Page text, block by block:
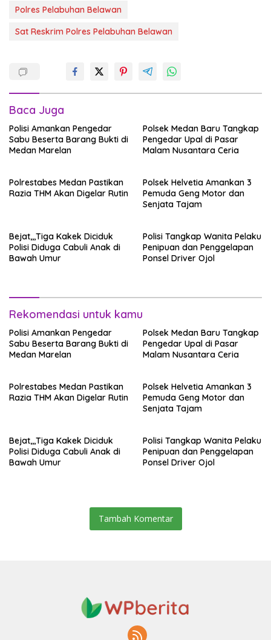
Polres Pelabuhan Belawan
Sat Reskrim Polres Pelabuhan Belawan
Baca Juga
Polisi Amankan Pengedar
Sabu Beserta Barang Bukti di
Medan Marelan
Polsek Medan Baru Tangkap
Pengedar Upal di Pasar
Malam Nusantara Ceria
Polrestabes Medan Pastikan
Razia THM Akan Digelar Rutin
Polsek Helvetia Amankan 3
Pemuda Geng Motor dan
Senjata Tajam
Bejat,,,Tiga Kakek Diciduk
Polisi Diduga Cabuli Anak di
Bawah Umur
Polisi Tangkap Wanita Pelaku
Penipuan dan Penggelapan
Ponsel Driver Ojol
Rekomendasi untuk kamu
Polisi Amankan Pengedar
Sabu Beserta Barang Bukti di
Medan Marelan
Polsek Medan Baru Tangkap
Pengedar Upal di Pasar
Malam Nusantara Ceria
Polrestabes Medan Pastikan
Razia THM Akan Digelar Rutin
Polsek Helvetia Amankan 3
Pemuda Geng Motor dan
Senjata Tajam
Bejat,,,Tiga Kakek Diciduk
Polisi Diduga Cabuli Anak di
Bawah Umur
Polisi Tangkap Wanita Pelaku
Penipuan dan Penggelapan
Ponsel Driver Ojol
Tambah Komentar